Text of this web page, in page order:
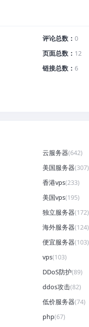
评论总数
0
页面总数
12
链接总数
6
云服务器(642)
美国服务器(307)
香港vps(233)
美国vps(195)
独立服务器(172)
海外服务器(124)
便宜服务器(103)
vps(103)
DDoS防护(89)
ddos攻击(82)
低价服务器(74)
php(67)